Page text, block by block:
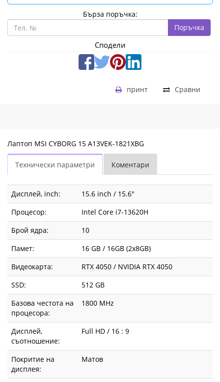
Бърза поръчка:
Поръчка
Сподели
Сравни
принт
Лаптоп MSI CYBORG 15 A13VEK-1821XBG
Технически параметри Коментари
Дисплей, inch:
15.6 inch / 15.6"
Процесор:
Intel Core i7-13620H
Брой ядра:
10
Памет:
16 GB / 16GB (2x8GB)
Видеокарта:
RTX 4050 / NVIDIA RTX 4050
SSD:
512 GB
Базова честота на
процесора:
1800 MHz
Дисплей,
съотношение:
Full HD / 16 : 9
Покритие на
дисплея:
Матов